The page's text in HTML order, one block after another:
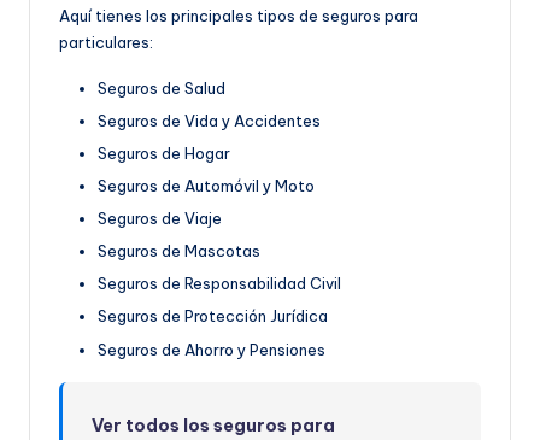
Aquí tienes los principales tipos de seguros para
particulares:
Seguros de Salud
Seguros de Vida y Accidentes
Seguros de Hogar
Seguros de Automóvil y Moto
Seguros de Viaje
Seguros de Mascotas
Seguros de Responsabilidad Civil
Seguros de Protección Jurídica
Seguros de Ahorro y Pensiones
Ver todos los seguros para